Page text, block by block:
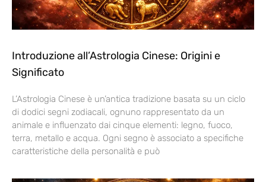
Introduzione all’Astrologia Cinese: Origini e
Significato
L’Astrologia Cinese è un’antica tradizione basata su un ciclo
di dodici segni zodiacali, ognuno rappresentato da un
animale e influenzato dai cinque elementi: legno, fuoco,
terra, metallo e acqua. Ogni segno è associato a specifiche
caratteristiche della personalità e può